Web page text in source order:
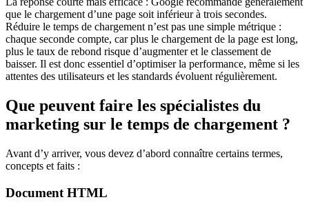
que le chargement d’une page soit inférieur à trois secondes.
Réduire le temps de chargement n’est pas une simple métrique :
chaque seconde compte, car plus le chargement de la page est long,
plus le taux de rebond risque d’augmenter et le classement de
baisser. Il est donc essentiel d’optimiser la performance, même si les
attentes des utilisateurs et les standards évoluent régulièrement.
Que peuvent faire les spécialistes du
marketing sur le temps de chargement ?
Avant d’y arriver, vous devez d’abord connaître certains termes,
concepts et faits :
Document HTML